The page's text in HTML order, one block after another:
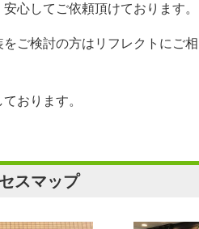
心してご依頼頂けております。
ご検討の方は リフレクト にご相
おります。
スマップ